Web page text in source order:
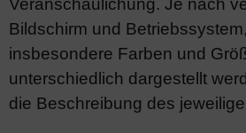
Veranschaulichung. Je nach
Bildschirm und
insbesondere Farben und
unterschiedlich dargestellt
die Beschreibung des